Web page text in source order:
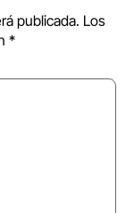
publicada. Los
*